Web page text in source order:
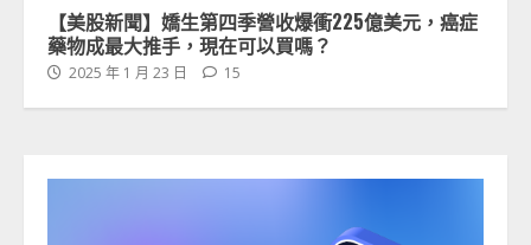
【美股新聞】嬌生第四季營收爆衝225億美元，癌症
藥物成最大推手，現在可以買嗎？
2025 年 1 月 23 日 15